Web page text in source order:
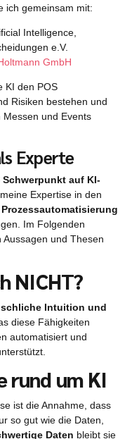
ich gemeinsam mit:
Intelligence,
e.V.
GmbH
KI den POS
Risiken bestehen und
und Events
Experte
auf KI-
Expertise in den
Prozessautomatisierung
Im Folgenden
und Thesen
NICHT?
Intuition und
diese Fähigkeiten
automatisiert und
rund um KI
ist die Annahme, dass
so gut wie die Daten,
Daten bleibt sie